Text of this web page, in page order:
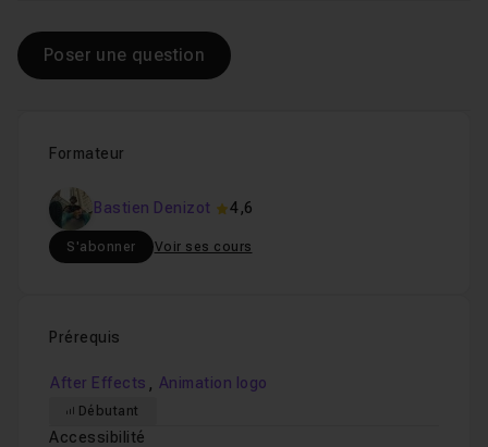
Formateur
Bastien Denizot 4,6
S'abonner Voir ses cours
Prérequis
After Effects , Animation logo
Débutant
Accessibilité
Poser une question